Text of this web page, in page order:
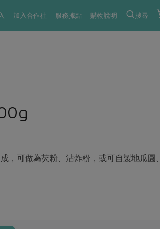
加入合作社 服務據點 購物說明 搜尋
，可做為芡粉、沾炸粉，或可自製地瓜圓、